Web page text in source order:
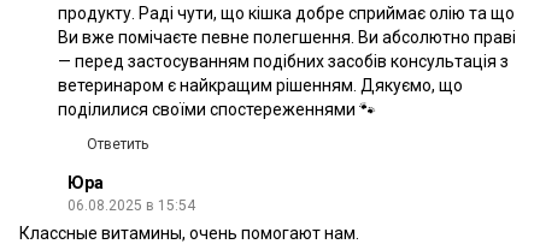
продукту. Раді чути, що кішка добре сприймає олію та що
Ви вже помічаєте певне полегшення. Ви абсолютно праві
— перед застосуванням подібних засобів консультація з
ветеринаром є найкращим рішенням. Дякуємо, що
поділилися своїми спостереженнями 🐾
Ответить
Юра
06.08.2025 в 15:54
Классные витамины, очень помогают нам.